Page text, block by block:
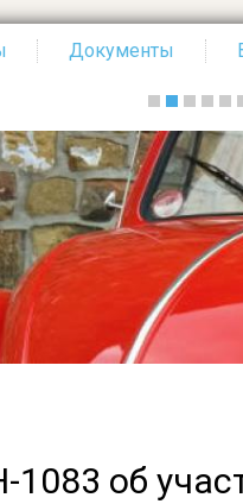
Документы
об